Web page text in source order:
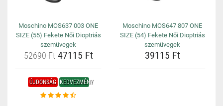
Moschino MOS637 003 ONE
SIZE (55) Fekete Női Dioptriás
szemüvegek
52690 Ft47115 Ft
Moschino MOS647 807 ONE
SIZE (54) Fekete Női Dioptriás
szemüvegek
39115 Ft
ÚJDONSÁG KEDVEZMÉNY